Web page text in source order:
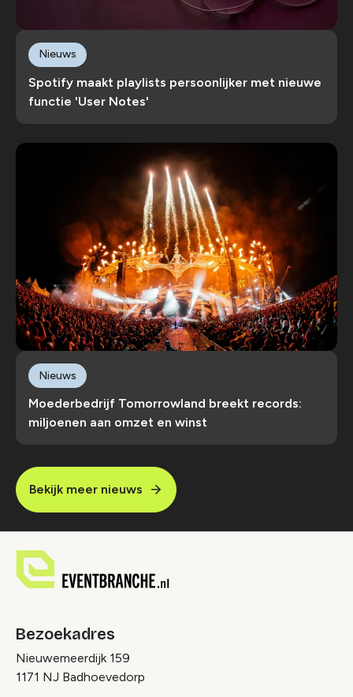
Spotify maakt playlists persoonlijker met nieuwe
functie 'User Notes'
Nieuws
Moederbedrijf Tomorrowland breekt records:
miljoenen aan omzet en winst
Nieuws
Bekijk meer nieuws
Bezoekadres
Nieuwemeerdijk 159
1171 NJ Badhoevedorp